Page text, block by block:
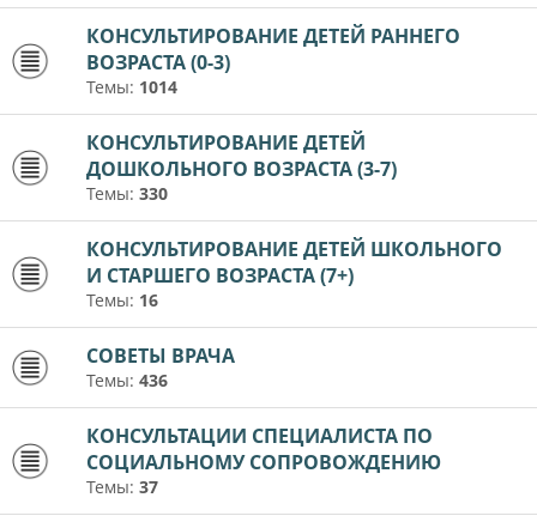
КОНСУЛЬТИРОВАНИЕ ДЕТЕЙ РАННЕГО
ВОЗРАСТА (0-3)
Темы: 1014
КОНСУЛЬТИРОВАНИЕ ДЕТЕЙ
ДОШКОЛЬНОГО ВОЗРАСТА (3-7)
Темы: 330
КОНСУЛЬТИРОВАНИЕ ДЕТЕЙ ШКОЛЬНОГО
И СТАРШЕГО ВОЗРАСТА (7+)
Темы: 16
СОВЕТЫ ВРАЧА
Темы: 436
КОНСУЛЬТАЦИИ СПЕЦИАЛИСТА ПО
СОЦИАЛЬНОМУ СОПРОВОЖДЕНИЮ
Темы: 37